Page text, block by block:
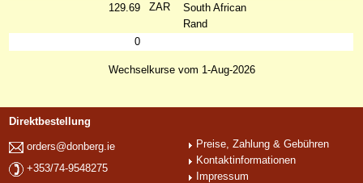
129.69
ZAR
South African
Rand
0
Wechselkurse vom 1-Aug-2026
Direktbestellung
orders@donberg.ie
+353/74-9548275
Preise, Zahlung & Gebühren
Kontaktinformationen
Impressum